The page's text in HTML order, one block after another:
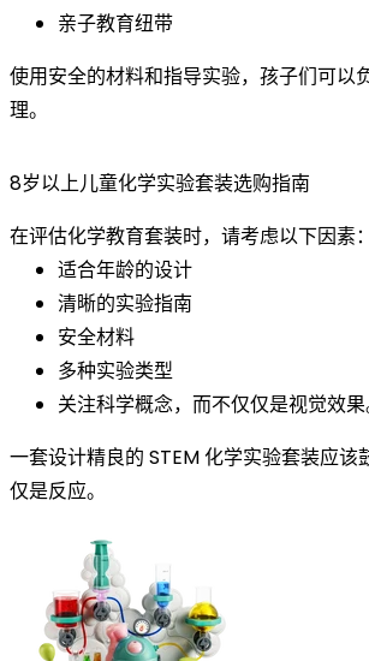
亲子教育纽带
使用安全的材料和指导实验，孩子们可以
理。
8岁以上儿童化学实验套装选购指南
在评估化学教育套装时，请考虑以下因素：
适合年龄的设计
清晰的实验指南
安全材料
多种实验类型
关注科学概念，而不仅仅是视觉效果
一套设计精良的 STEM 化学实验套装应该
仅是反应。